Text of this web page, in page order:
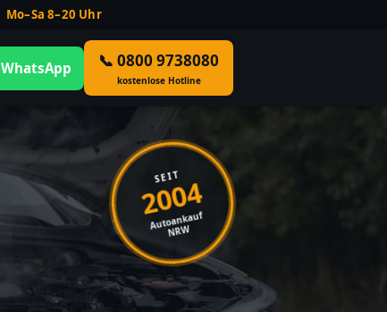
Mo–Sa 8–20 Uhr
WhatsApp 📞 0800 9738080
kostenlose Hotline
SEIT
2004
Autoankauf
NRW